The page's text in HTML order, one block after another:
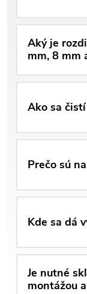
Aký je
mm, 8 mm
Ako sa
Prečo sú
Kde sa dá
Je nutné
montážou